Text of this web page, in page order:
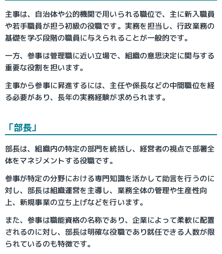
主事は、自治体や公的機関で用いられる職位で、主に新入職員
や若手職員が担う初級の役職です。実務を担当し、行政業務の
基礎を学ぶ段階の職員に与えられることが一般的です。
一方、参事は管理職に近い立場で、組織の意思決定に関与する
重要な役割を担います。
主事から参事に昇進するには、主任や係長などの中間職位を経
る必要があり、長年の実務経験が求められます。
「部長」
部長は、組織内の特定の部門を統括し、経営者の視点で部署全
体をマネジメントする役職です。
参事が特定の分野における専門知識を活かして助言を行うのに
対し、部長は組織運営を主導し、業務全体の管理や生産性向
上、新規事業の立ち上げなどを行います。
また、参事は職能資格の名称であり、企業によって柔軟に配置
されるのに対し、部長は明確な役職であり就任できる人数が限
られているのも特徴です。